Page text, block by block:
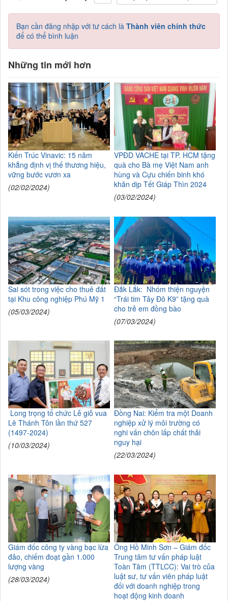
Bạn cần đăng nhập với tư cách là Thành viên chính thức
để có thể bình luận
Những tin mới hơn
Kiến Trúc Vinavic: 15 năm
khẳng định vị thế thương hiệu,
vững bước vươn xa
(02/02/2024)
VPĐD VACHE tại TP. HCM tặng
quà cho Bà mẹ Việt Nam anh
hùng và Cựu chiến binh khó
khăn dịp Tết Giáp Thìn 2024
(03/02/2024)
Sai sót trong việc cho thuê đất
tại Khu công nghiệp Phú Mỹ 1
(05/03/2024)
Đắk Lắk: Nhóm thiện nguyện
“Trái tim Tây Đô K9” tặng quà
cho trẻ em đồng bào
(07/03/2024)
Long trọng tổ chức Lễ giỗ vua
Lê Thánh Tôn lần thứ 527
(1497-2024)
(10/03/2024)
Đồng Nai: Kiểm tra một Doanh
nghiệp xử lý môi trường có
nghi vấn chôn lấp chất thải
nguy hại
(22/03/2024)
Giám đốc công ty vàng bạc lừa
đảo, chiếm đoạt gần 1.000
lượng vàng
(28/03/2024)
Ông Hồ Minh Sơn – Giám đốc
Trung tâm tư vấn pháp luật
Toàn Tâm (TTLCC): Vai trò của
luật sư, tư vấn viên pháp luật
đối với doanh nghiệp trong
hoạt động kinh doanh